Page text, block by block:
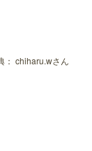
： chiharu.wさん